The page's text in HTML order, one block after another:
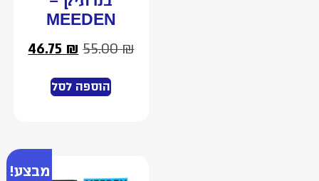
MEEDEN
55.00₪
46.75₪
הוספה לסל
מבצע!